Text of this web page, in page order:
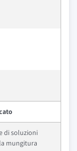
di soluzioni
mungitura